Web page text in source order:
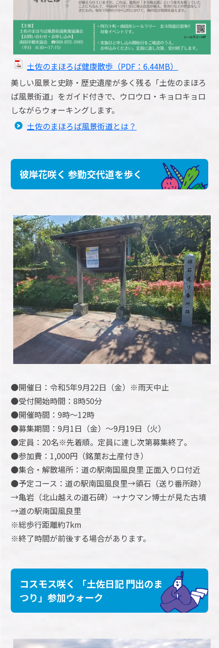
土佐のまほろば健康散歩（PDF：6.44MB）
美しい風景と史跡・歴史遺産が多く残る「土佐のまほろ
ば風景街道」をガイド付きで、ウロウロ・キョロキョロ
しながらウォーキングします。
土佐のまほろば風景街道とは？
彼岸花咲く 参勤交代道を歩く
●開催日：令和5年9月22日（金）※雨天中止
●受付開始時間：8時50分
●開催時間：9時～12時
●募集期間：9月1日（金）～9月19日（火）
●定員：20名※先着順。定員に達し次第募集終了。
●参加費：1,000円（銘菓お土産付き）
●集合・解散場所：道の駅南国風良里 正面入り口付近
●予定コース：道の駅南国風良里→領石（送り番所跡）
→亀岩（北山越えの道石碑）→ナウマン博士が見た古墳
→道の駅南国風良里
※総歩行距離約7km
※終了時間が前後する場合があります。
コスモス咲く 「土佐日記 門出のま
つり」参加ウォーク